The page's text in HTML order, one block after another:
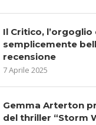
Il Critico, l’orgoglio
semplicemente
recensione
7 Aprile 2025
Gemma Arterton
del thriller “Storm